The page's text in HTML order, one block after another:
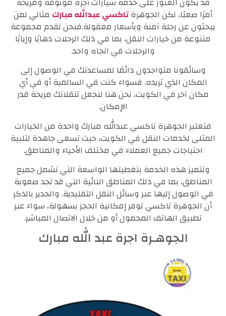
أمرًا صعبًا، لكن الجوهرةتاكسي عبدالله مبارك مثالي لمن
يبحثون عن رحلة آمنة وبأسعار معقولة.فنحن نقدم مجموعة
متنوعة من خيارات النقل، بما في ذلك الرحلات ذهابًا وإيابًا
والرحلات في اتجاه واحد.
وسائقونا متواجدون دائمًا لمساعدتك في الوصول إلى
المكان الذي تريده. فسواء كنت في السالمية أو في أي
مكان آخر في الكويت، نحن هنا لنجعل تنقلاتك مريحة قدر
الإمكان.
فتعتبر الجوهرة تاكسي عبدالله مبارك واحدة من الخيارات
المثلى لخدمات النقل في الكويت، حيث تسعى جاهدة لتلبية
احتياجات جميع العملاء في مختلف الأحياء والمناطق.
وتتميز هذه الخدمة بتغطيتها الواسعة التي تشمل جميع
المناطق، بما في ذلك المناطق النائية التي قد تجد صعوبة
في الوصول إليها عبر وسائل النقل التقليدية. والجدير بالذكر
أن الجوهرة تاكسي توفر إمكانية الحجز بسهولة، سواء عبر
تطبيق الهاتف المحمول أو من خلال الاتصال المباشر.
الجوهـرة اجرة عبد الله مبارك